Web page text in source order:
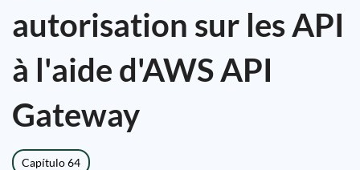
autorisation sur les API
à l'aide d'AWS API
Gateway
Capítulo 64